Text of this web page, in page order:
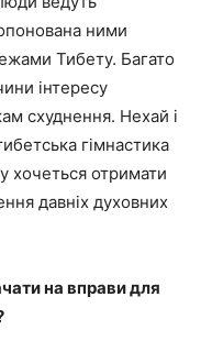
ними
Тибету. Багато
інтересу
схуднення. Нехай і
гімнастика
хочеться отримати
давніх духовних
на вправи для